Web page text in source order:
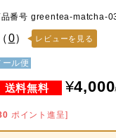
番号 greentea-matcha-
0） レビューを見る
ール便
¥4,000
ポイント進呈]